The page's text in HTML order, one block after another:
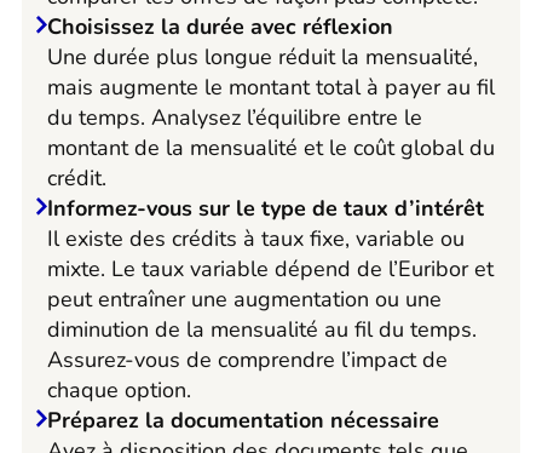
Choisissez la durée avec réflexion
Une durée plus longue réduit la mensualité,
mais augmente le montant total à payer au fil
du temps. Analysez l’équilibre entre le
montant de la mensualité et le coût global du
crédit.
Informez-vous sur le type de taux d’intérêt
Il existe des crédits à taux fixe, variable ou
mixte. Le taux variable dépend de l’Euribor et
peut entraîner une augmentation ou une
diminution de la mensualité au fil du temps.
Assurez-vous de comprendre l’impact de
chaque option.
Préparez la documentation nécessaire